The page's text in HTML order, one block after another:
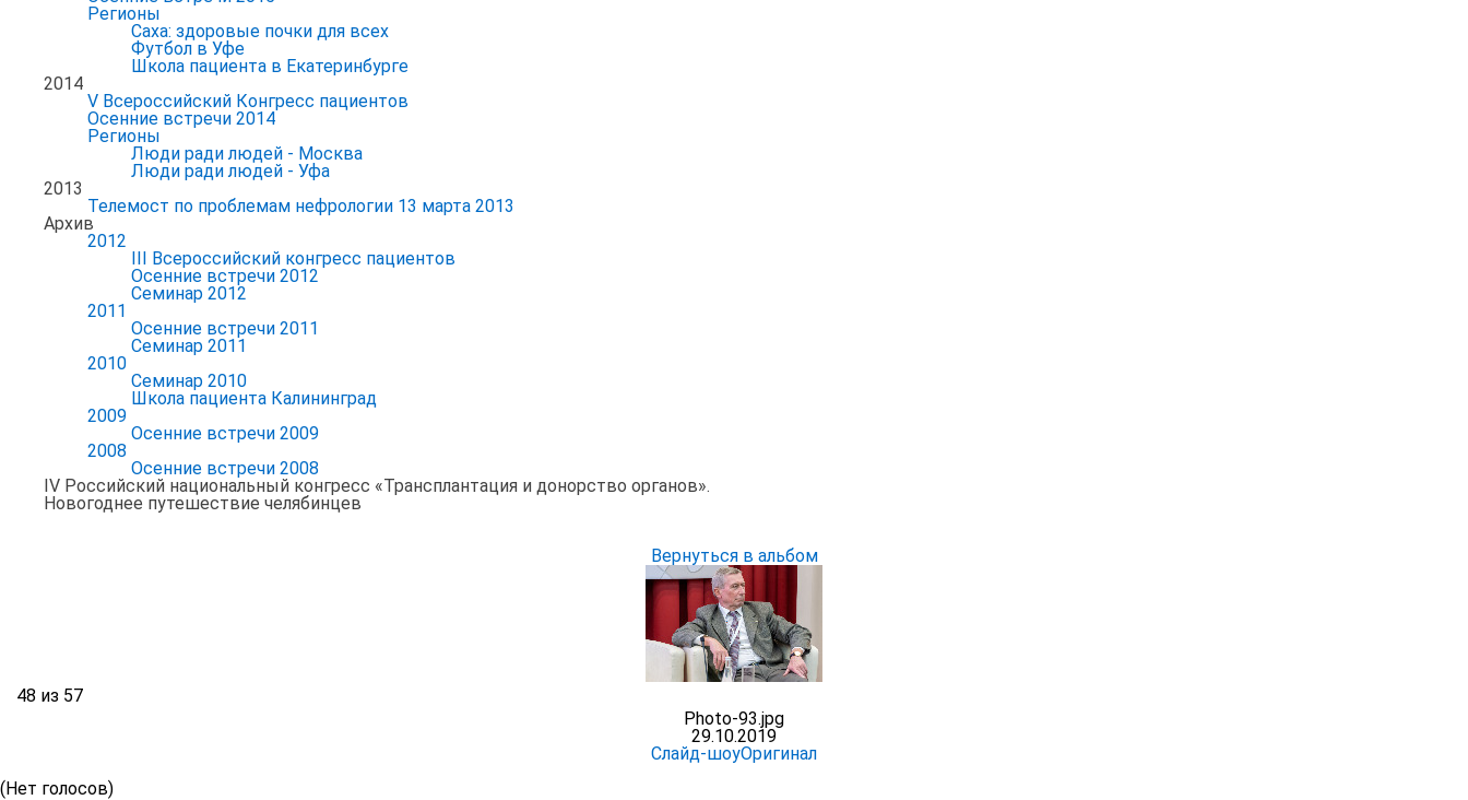
Регионы
Саха: здоровые почки для всех
Футбол в Уфе
Школа пациента в Екатеринбурге
2014
V Всероссийский Конгресс пациентов
Осенние встречи 2014
Регионы
Люди ради людей - Москва
Люди ради людей - Уфа
2013
Телемост по проблемам нефрологии 13 марта 2013
Архив
2012
III Всероссийский конгресс пациентов
Осенние встречи 2012
Семинар 2012
2011
Осенние встречи 2011
Семинар 2011
2010
Семинар 2010
Школа пациента Калининград
2009
Осенние встречи 2009
2008
Осенние встречи 2008
IV Российский национальный конгресс «Трансплантация и донорство органов».
Новогоднее путешествие челябинцев
Вернуться в альбом
48 из 57
Photo-93.jpg
29.10.2019
Слайд-шоуОригинал
(Нет голосов)